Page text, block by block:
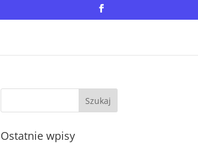
Ostatnie wpisy